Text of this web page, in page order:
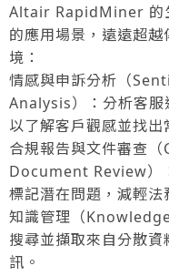
Altair RapidMiner 的
的應用場景，遠遠超
境：
情感與申訴分析（
Analysis）：分析客服
以了解客戶觀感並找出
合規報告與文件審查
Document Review）
標記潛在問題，減輕法
知識管理（
搜尋並擷取來自分散
訊。